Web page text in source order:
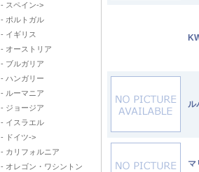
- スペイン->
- ポルトガル
- イギリス
- オーストリア
- ブルガリア
- ハンガリー
- ルーマニア
- ジョージア
- イスラエル
- ドイツ->
- カリフォルニア
- オレゴン・ワシントン
ル